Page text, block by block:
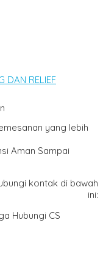
DAN RELIEF
yang lebih
Aman Sampai
kontak di bawah
ini:
Hubungi CS